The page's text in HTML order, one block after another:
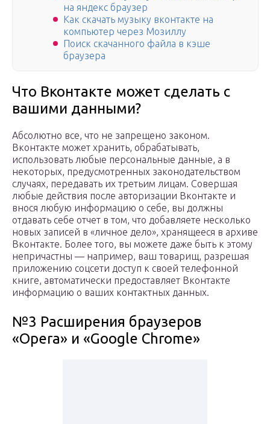
на яндекс браузер
Как скачать музыку вконтакте на
компьютер через Мозиллу
Поиск скачанного файла в кэше
браузера
Что Вконтакте может сделать с
вашими данными?
Абсолютно все, что не запрещено законом.
Вконтакте может хранить, обрабатывать,
использовать любые персональные данные, а в
некоторых, предусмотренных законодательством
случаях, передавать их третьим лицам. Совершая
любые действия после авторизации Вконтакте и
внося любую информацию о себе, вы должны
отдавать себе отчет в том, что добавляете несколько
новых записей в «личное дело», хранящееся в архиве
Вконтакте. Более того, вы можете даже быть к этому
непричастны — например, ваш товарищ, разрешая
приложению соцсети доступ к своей телефонной
книге, автоматически предоставляет Вконтакте
информацию о ваших контактных данных.
№3 Расширения браузеров
«Opera» и «Google Chrome»